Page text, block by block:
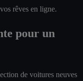
rêves en ligne.
pour un
de voitures neuves